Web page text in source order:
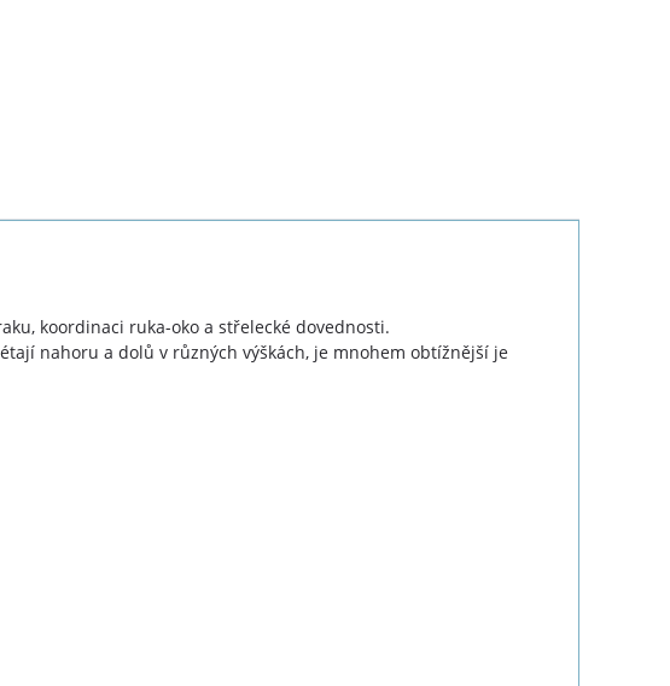
koordinaci ruka-oko a střelecké dovednosti.
nahoru a dolů v různých výškách, je mnohem obtížnější je